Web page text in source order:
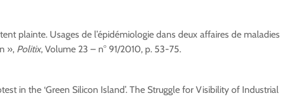
plainte. Usages de l’épidémiologie dans deux affaires de maladies
», Politix, Volume 23 – n° 91/2010, p. 53-75.
in the ‘Green Silicon Island’. The Struggle for Visibility of Industrial